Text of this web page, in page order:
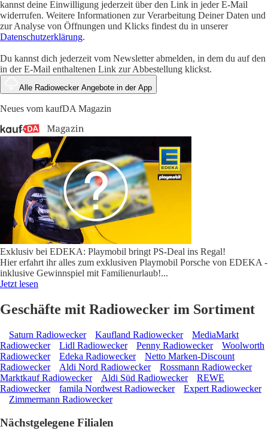
kannst deine Einwilligung jederzeit über den Link in jeder E-Mail
widerrufen. Weitere Informationen zur Verarbeitung Deiner Daten und
zur Analyse von Öffnungen und Klicks findest du in unserer
Datenschutzerklärung.
Du kannst dich jederzeit vom Newsletter abmelden, in dem du auf den
in der E-Mail enthaltenen Link zur Abbestellung klickst.
Alle Radiowecker Angebote in der App
Neues vom kaufDA Magazin
Exklusiv bei EDEKA: Playmobil bringt PS-Deal ins Regal!
Hier erfahrt ihr alles zum exklusiven Playmobil Porsche von EDEKA -
inklusive Gewinnspiel mit Familienurlaub!...
Jetzt lesen
Geschäfte mit Radiowecker im Sortiment
Saturn Radiowecker Kaufland Radiowecker
MediaMarkt
Radiowecker
Lidl Radiowecker Penny Radiowecker
Woolworth
Radiowecker
Edeka Radiowecker
Netto Marken-Discount
Radiowecker
Aldi Nord Radiowecker
Rossmann Radiowecker
Marktkauf Radiowecker
Aldi Süd Radiowecker
REWE
Radiowecker
famila Nordwest Radiowecker
Expert Radiowecker
Zimmermann Radiowecker
Nächstgelegene Filialen